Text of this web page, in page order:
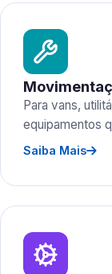
Para vans,
equipamentos
Saiba Mais